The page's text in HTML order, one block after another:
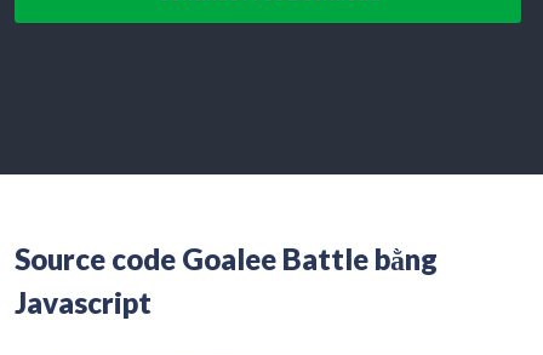
Source code Goalee Battle bằng
Javascript